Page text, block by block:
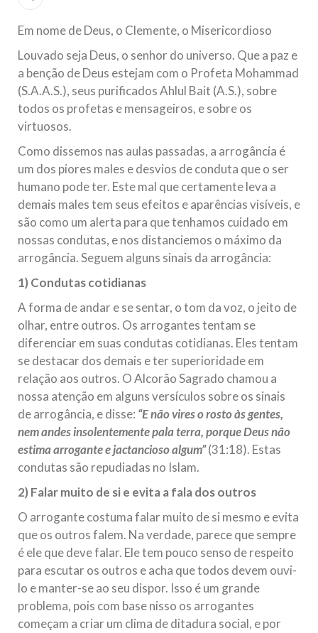
todos os irmãos e irmãs um novo
10 DE NOVEMBRO DE 2013
Falecimento do Imam Ali Ibn Al-Hussein
(A.S.)
Em nome de Deus, o Clemente, o Misericordioso! Diante da
muçulmanos, o Imam Ali Ibn Al-Hussein Ibn Ali Ibn Abi Táleb
(A.S.), conhecido por “Zein Al-Ábidin” (Formosura
NOTÍCIAS
3 DE JULHO DE 2014
Centro Islâmico no Brasil recebe o ex-
ministro das Relações Exteriores da
República Islâmica do Irã
Na noite da quinta-feira, 03 de Abril, o Centro Islâmico no
Brasil recebeu em sua sede, em São Paulo, o ex-ministro das
Relações Exteriores da República Islâmica do Irã, Sr. Kamal
Kharrazi, que encontra-se visitando
Em nome de Deus, o Clemente, o Misericordioso
Louvado seja Deus, o senhor do universo. Que a paz e
a benção de Deus estejam com o Profeta Mohammad
(S.A.A.S.), seus purificados Ahlul Bait (A.S.), sobre
todos os profetas e mensageiros, e sobre os
virtuosos.
Como dissemos nas aulas passadas, a arrogância é
um dos piores males e desvios de conduta que o ser
humano pode ter. Este mal que certamente leva a
demais males tem seus efeitos e aparências visíveis, e
são como um alerta para que tenhamos cuidado em
nossas condutas, e nos distanciemos o máximo da
arrogância. Seguem alguns sinais da arrogância:
1) Condutas cotidianas
A forma de andar e se sentar, o tom da voz, o jeito de
olhar, entre outros. Os arrogantes tentam se
diferenciar em suas condutas cotidianas. Eles tentam
se destacar dos demais e ter superioridade em
relação aos outros. O Alcorão Sagrado chamou a
nossa atenção em alguns versículos sobre os sinais
de arrogância, e disse: “E não vires o rosto às gentes,
nem andes insolentemente pala terra, porque Deus não
estima arrogante e jactancioso algum”(31:18). Estas
condutas são repudiadas no Islam.
2) Falar muito de si e evita a fala dos outros
O arrogante costuma falar muito de si mesmo e evita
que os outros falem. Na verdade, parece que sempre
é ele que deve falar. Ele tem pouco senso de respeito
para escutar os outros e acha que todos devem ouvi-
lo e manter-se ao seu dispor. Isso é um grande
problema, pois com base nisso os arrogantes
começam a criar um clima de ditadura social, e por